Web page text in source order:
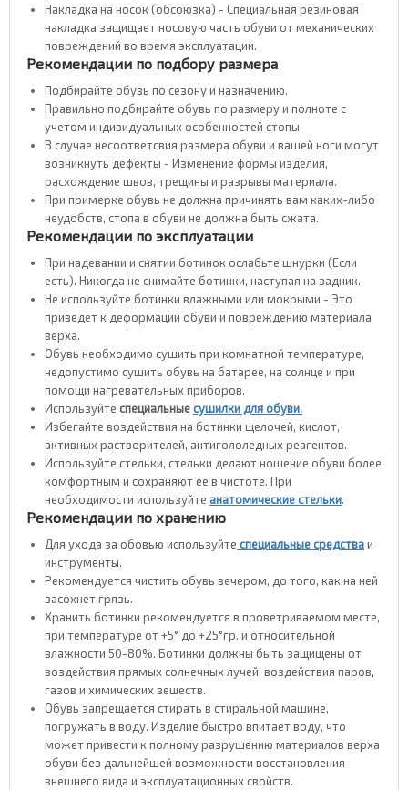
Накладка на носок (обсоюзка) - Специальная резиновая
накладка защищает носовую часть обуви от механических
повреждений во время эксплуатации.
Рекомендации по подбору размера
Подбирайте обувь по сезону и назначению.
Правильно подбирайте обувь по размеру и полноте с
учетом индивидуальных особенностей стопы.
В случае несоответсвия размера обуви и вашей ноги могут
возникнуть дефекты - Изменение формы изделия,
расхождение швов, трещины и разрывы материала.
При примерке обувь не должна причинять вам каких-либо
неудобств, стопа в обуви не должна быть сжата.
Рекомендации по эксплуатации
При надевании и снятии ботинок ослабьте шнурки (Если
есть). Никогда не снимайте ботинки, наступая на задник.
Не используйте ботинки влажными или мокрыми - Это
приведет к деформации обуви и повреждению материала
верха.
Обувь необходимо сушить при комнатной температуре,
недопустимо сушить обувь на батарее, на солнце и при
помощи нагревательных приборов.
Используйте специальныесушилки для обуви.
Избегайте воздействия на ботинки щелочей, кислот,
активных растворителей, антигололедных реагентов.
Используйте стельки, стельки делают ношение обуви более
комфортным и сохраняют ее в чистоте. При
необходимости используйте анатомические стельки.
Рекомендации по хранению
Для ухода за обовью используйте специальные средстваи
инструменты.
Рекомендуется чистить обувь вечером, до того, как на ней
засохнет грязь.
Хранить ботинки рекомендуется в проветриваемом месте,
при температуре от +5° до +25°гр. и относительной
влажности 50-80%. Ботинки должны быть защищены от
воздействия прямых солнечных лучей, воздействия паров,
газов и химических веществ.
Обувь запрещается стирать в стиральной машине,
погружать в воду. Изделие быстро впитает воду, что
может привести к полному разрушению материалов верха
обуви без дальнейшей возможности восстановления
внешнего вида и эксплуатационных свойств.